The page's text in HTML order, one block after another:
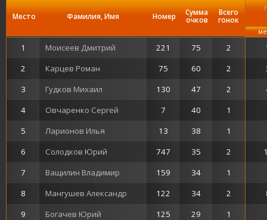
Место Фамилия, Имя Номер Сумма
очков
Всего
гонок
1 Моисеев Дмитрий 221 75
2
2
Карцев Роман 75 60
2
3
Гудков Михаил 130 47
2
4
Овчаренко Сергей 7 40
1
5
Ларионов Илья 13 38
1
6
Солодков Юрий 747 35
2
7
Ващилин Владимир 159 34
1
8
Мангушев Александр 122 34
2
9
Богачев Юрий 125 29
1